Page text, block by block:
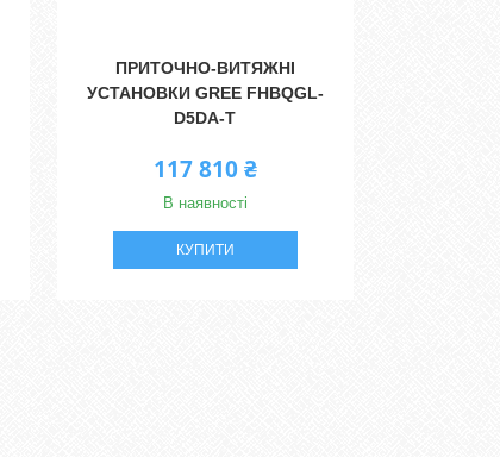
ПРИТОЧНО-ВИТЯЖНІ
УСТАНОВКИ GREE FHBQGL-
D5DA-T
117 810 ₴
В наявності
КУПИТИ